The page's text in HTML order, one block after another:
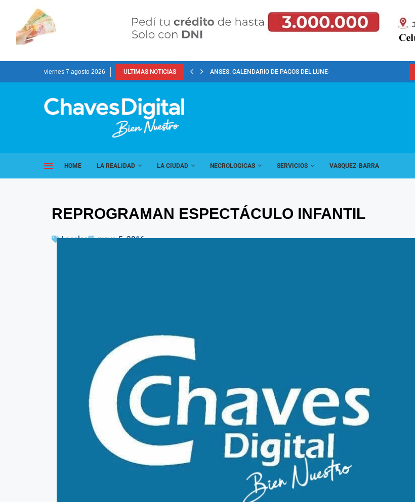
viernes 7 agosto 2026 ULTIMAS NOTICIAS ANSES: CALENDARIO DE PAGOS DEL LUNES 10 DE...
HOME LA REALIDAD LA CIUDAD NECROLOGICAS SERVICIOS VASQUEZ-BARRA
REPROGRAMAN ESPECTÁCULO INFANTIL
Locales mayo 5, 2016